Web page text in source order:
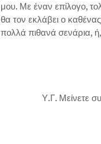
μου. Με έναν επίλογο,
θα τον εκλάβει ο
πολλά πιθανά σενάρια, ή,
Υ.Γ. Μείνετε